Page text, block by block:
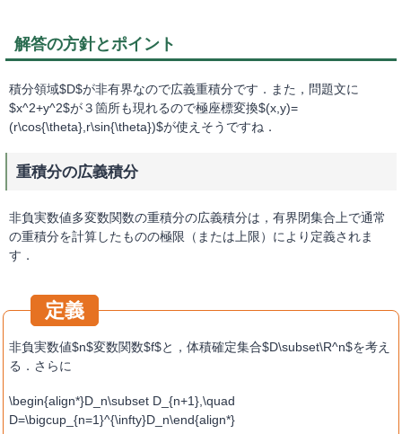
解答の方針とポイント
積分領域$D$が非有界なので広義重積分です．また，問題文に
$x^2+y^2$が３箇所も現れるので極座標変換$(x,y)=
(r\cos{\theta},r\sin{\theta})$が使えそうですね．
重積分の広義積分
非負実数値多変数関数の重積分の広義積分は，有界閉集合上で通常
の重積分を計算したものの極限（または上限）により定義されま
す．
非負実数値$n$変数関数$f$と，体積確定集合$D\subset\R^n$を考え
る．さらに
\begin{align*}D_n\subset D_{n+1},\quad
D=\bigcup_{n=1}^{\infty}D_n\end{align*}